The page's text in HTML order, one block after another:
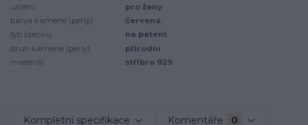
určení:
pro ženy
barva kamene (perly):
červená
typ šperku:
na patent
druh kamene (perly):
přírodní
materiál:
stříbro 925
Kompletní specifikace Komentáře 0